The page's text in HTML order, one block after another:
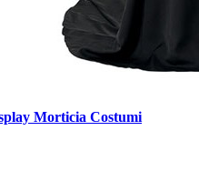
Morticia Costumi